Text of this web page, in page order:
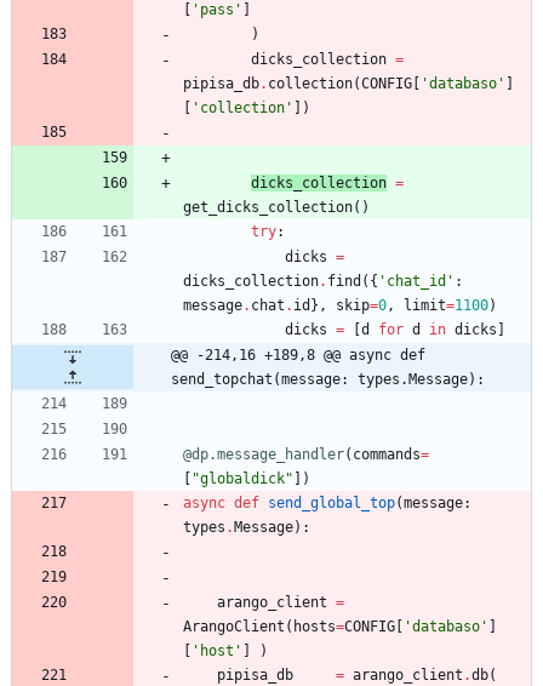
' pass '
)
dicks_collection =
pipisa_db. collection(CONFIG 'databaso '
' collection ' )
dicks_collection =
get_dicks_collection( )
try:
dicks =
dicks_collection. find ( { ' chat_id ' :
message. chat . id } , skip=0, limit=1100)
dicks = d for d in dicks
@@ -214,16 +189,8 @@ async def
send_topchat(message: types.Message):
@dp.message_handler( commands=
"globaldick"
)
async def send_global_top(message:
types . Message) :
arango_client =
ArangoClient ( hosts=CONFIG 'databaso '
' host '
)
pipisa_db
= arango_client .db(